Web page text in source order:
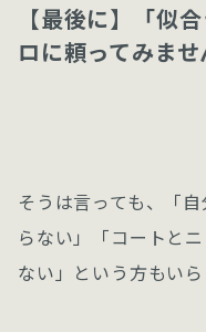
【最後に】「似
ロに頼ってみませ
そうは言っても、「
らない」「コートと
ない」という方もいら